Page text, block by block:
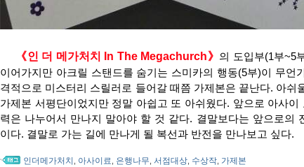
《인 더 메가처치 In The Megachurch》 의 도입부(1부~5
이어가지만 아크릴 스탠드를 숨기는 스미카의 행동(5부)이 무언
격적으로 미스터리 스릴러로 들어갈 때쯤 가제본은 끝난다. 아쉬
가제본 서평단이었지만 정말 아쉽고 또 아쉬웠다. 앞으로 아사이
력은 나누어서 만나지 말아야 할 것 같다. 결말보다는 앞으로의
이다. 결말로 가는 길에 만나게 될 복선과 반전을 만나보고 싶다.
인더메가처치 , 아사이료, 은행나무, 서점대상, 수상작, 가제본